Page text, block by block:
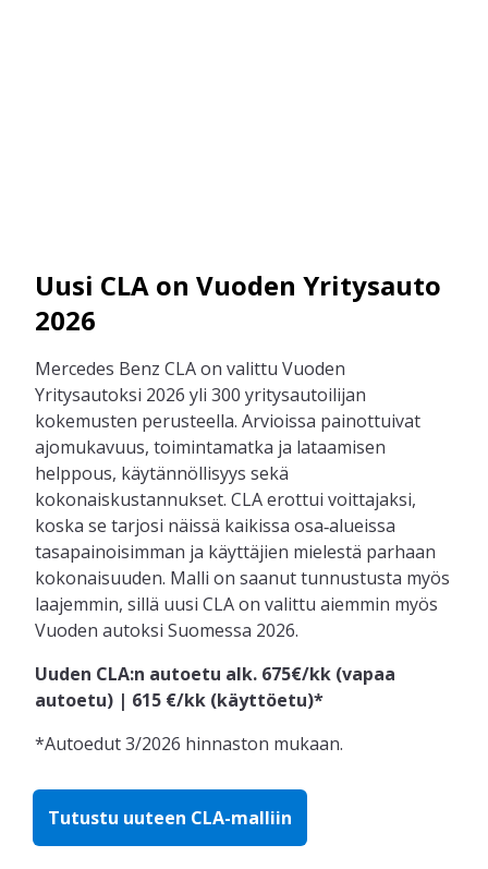
Uusi CLA on Vuoden Yritysauto
2026
Mercedes Benz CLA on valittu Vuoden
Yritysautoksi 2026 yli 300 yritysautoilijan
kokemusten perusteella. Arvioissa painottuivat
ajomukavuus, toimintamatka ja lataamisen
helppous, käytännöllisyys sekä
kokonaiskustannukset. CLA erottui voittajaksi,
koska se tarjosi näissä kaikissa osa‑alueissa
tasapainoisimman ja käyttäjien mielestä parhaan
kokonaisuuden. Malli on saanut tunnustusta myös
laajemmin, sillä uusi CLA on valittu aiemmin myös
Vuoden autoksi Suomessa 2026.
Uuden CLA:n autoetu alk. 675€/kk (vapaa
autoetu) | 615 €/kk (käyttöetu)*
*Autoedut 3/2026 hinnaston mukaan.
Tutustu uuteen CLA-malliin